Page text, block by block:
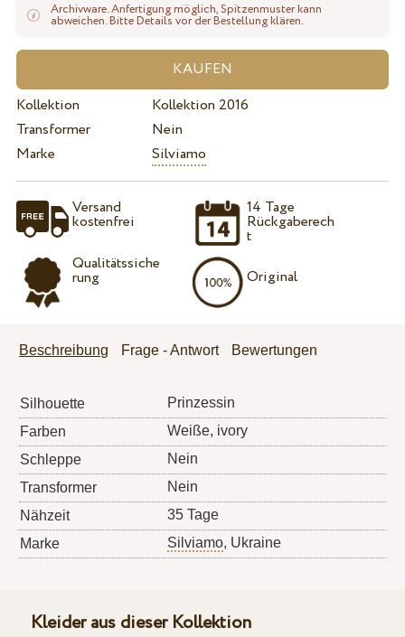
Archivware. Anfertigung möglich, Spitzenmuster kann
abweichen. Bitte Details vor der Bestellung klären.
Kollektion
Kollektion 2016
Transformer
Nein
Marke
Silviamo
Versand
kostenfrei
Qualitätssiche
rung
14 Tage
Rückgaberech
t
Original
Beschreibung Frage - Antwort Bewertungen
Silhouette
Prinzessin
Farben
Weiße, ivory
Schleppe
Nein
Transformer
Nein
Nähzeit
35 Tage
Marke
Silviamo, Ukraine
Kleider aus dieser Kollektion